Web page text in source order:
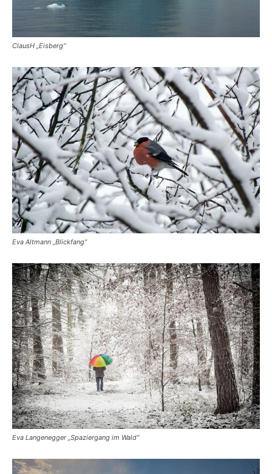
ClausH „Eisberg“
Eva Altmann „Blickfang“
Eva Langenegger „Spaziergang im Wald“